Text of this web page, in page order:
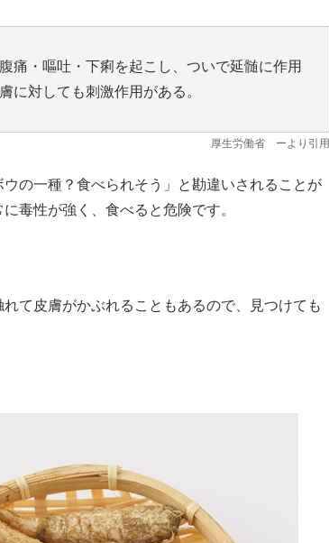
痛・嘔吐・下痢を起こし、ついで延髄に作用
に対しても刺激作用がある。
厚生労働省 ーより引用
の一種？食べられそう」と勘違いされることが
毒性が強く、食べると危険です。
て皮膚がかぶれることもあるので、見つけても